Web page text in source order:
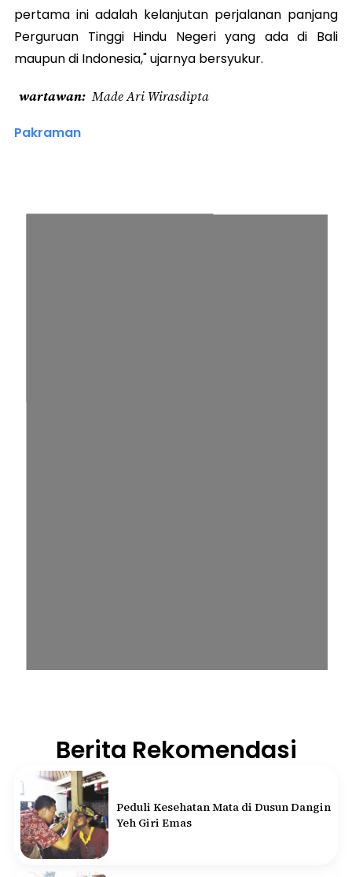
pertama ini adalah kelanjutan perjalanan panjang
Perguruan Tinggi Hindu Negeri yang ada di Bali
maupun di Indonesia," ujarnya bersyukur.
wartawan Made Ari Wirasdipta
Pakraman
Berita Rekomendasi
Peduli Kesehatan Mata di Dusun Dangin
Yeh Giri Emas